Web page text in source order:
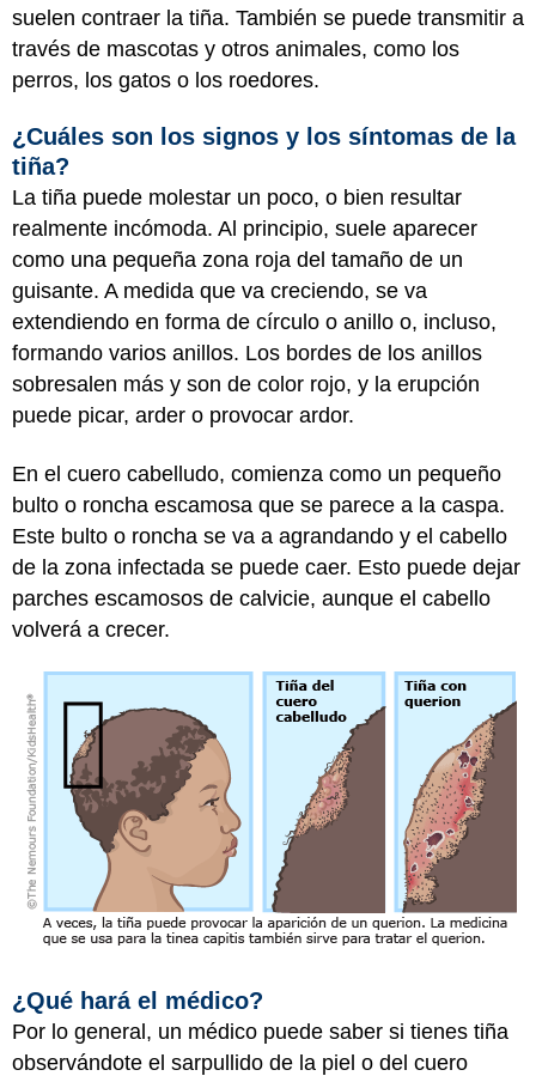
suelen contraer la tiña. También se puede transmitir a
través de mascotas y otros animales, como los
perros, los gatos o los roedores.
¿Cuáles son los signos y los síntomas de la
tiña?
La tiña puede molestar un poco, o bien resultar
realmente incómoda. Al principio, suele aparecer
como una pequeña zona roja del tamaño de un
guisante. A medida que va creciendo, se va
extendiendo en forma de círculo o anillo o, incluso,
formando varios anillos. Los bordes de los anillos
sobresalen más y son de color rojo, y la erupción
puede picar, arder o provocar ardor.
En el cuero cabelludo, comienza como un pequeño
bulto o roncha escamosa que se parece a la caspa.
Este bulto o roncha se va a agrandando y el cabello
de la zona infectada se puede caer. Esto puede dejar
parches escamosos de calvicie, aunque el cabello
volverá a crecer.
¿Qué hará el médico?
Por lo general, un médico puede saber si tienes tiña
observándote el sarpullido de la piel o del cuero